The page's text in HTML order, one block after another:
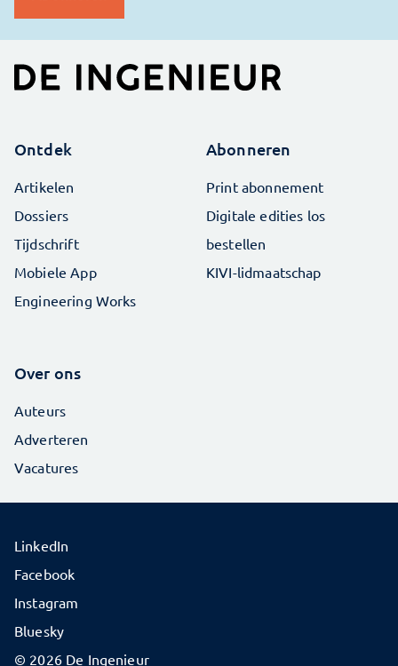
Ontdek
Artikelen
Dossiers
Tijdschrift
Mobiele App
Engineering Works
Abonneren
Print abonnement
Digitale edities los
bestellen
KIVI-lidmaatschap
Over ons
Auteurs
Adverteren
Vacatures
© 2026 De Ingenieur
LinkedIn
Facebook
Instagram
Bluesky